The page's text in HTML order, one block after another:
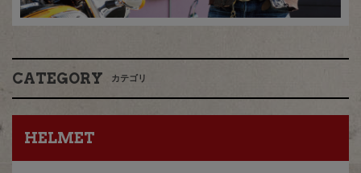
CATEGORY カテゴリ
HELMET